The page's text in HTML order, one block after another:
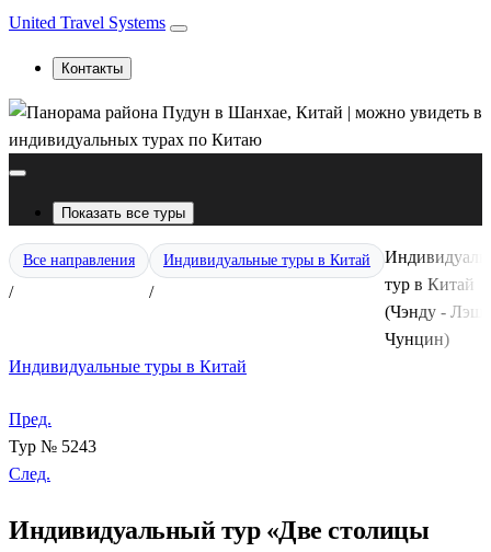
United Travel Systems
Контакты
Показать все туры
Все направления
/
Индивидуальные туры в Китай
/
тур в Китай
(Чэнду -
Чунцин)
Индивидуальные туры в Китай
Пред.
Тур № 5243
След.
Индивидуальный тур «Две столицы